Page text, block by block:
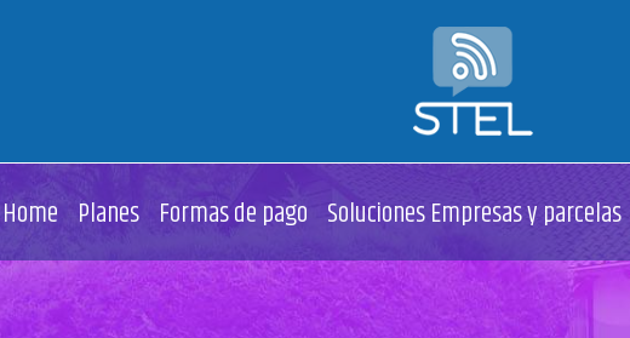
Home (current)
Planes Formas de pago Soluciones Empresas y parcelas